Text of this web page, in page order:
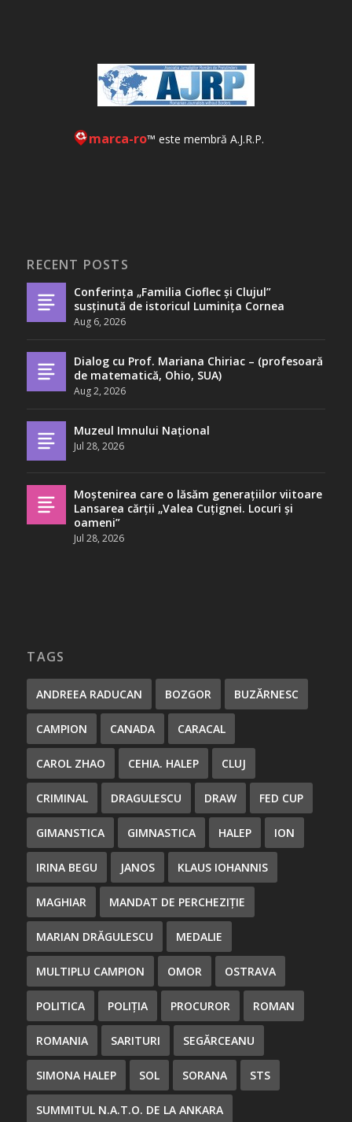
marca-ro™ este membră A.J.R.P.
RECENT POSTS
Conferința „Familia Cioflec și Clujul”
susținută de istoricul Luminița Cornea
Aug 6, 2026
Dialog cu Prof. Mariana Chiriac – (profesoară
de matematică, Ohio, SUA)
Aug 2, 2026
Muzeul Imnului Național
Jul 28, 2026
Moștenirea care o lăsăm generațiilor viitoare
Lansarea cărții „Valea Cuțignei. Locuri și
oameni”
Jul 28, 2026
TAGS
ANDREEA RADUCAN BOZGOR BUZĂRNESC
CAMPION CANADA CARACAL
CAROL ZHAO CEHIA. HALEP CLUJ
CRIMINAL DRAGULESCU DRAW FED CUP
GIMANSTICA GIMNASTICA HALEP ION
IRINA BEGU JANOS KLAUS IOHANNIS
MAGHIAR MANDAT DE PERCHEZIȚIE
MARIAN DRĂGULESCU MEDALIE
MULTIPLU CAMPION OMOR OSTRAVA
POLITICA POLIȚIA PROCUROR ROMAN
ROMANIA SARITURI SEGĂRCEANU
SIMONA HALEP SOL SORANA STS
SUMMITUL N.A.T.O. DE LA ANKARA